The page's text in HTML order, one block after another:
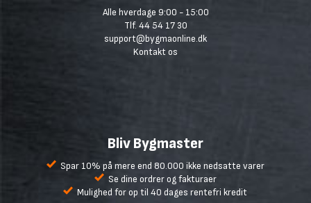
Alle hverdage 9:00 - 15:00
Tlf. 44 54 17 30
support@bygmaonline.dk
Kontakt os
Bliv Bygmaster
Spar 10% på mere end 80.000 ikke nedsatte varer
Se dine ordrer og fakturaer
Mulighed for op til 40 dages rentefri kredit